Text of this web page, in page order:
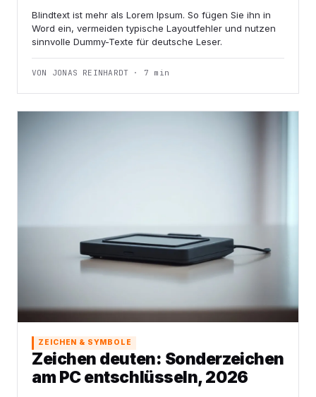
Blindtext ist mehr als Lorem Ipsum. So fügen Sie ihn in
Word ein, vermeiden typische Layoutfehler und nutzen
sinnvolle Dummy-Texte für deutsche Leser.
VON JONAS REINHARDT · 7 min
ZEICHEN & SYMBOLE
Zeichen deuten: Sonderzeichen
am PC entschlüsseln, 2026